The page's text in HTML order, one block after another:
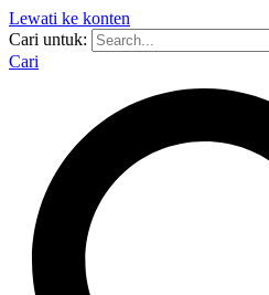
Lewati ke konten
Cari untuk:
Cari